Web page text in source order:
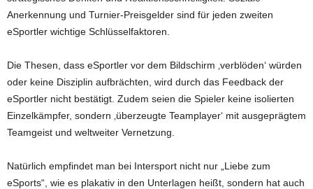
Anerkennung und Turnier-Preisgelder sind für jeden zweiten
eSportler wichtige Schlüsselfaktoren.
Die Thesen, dass eSportler vor dem Bildschirm ‚verblöden‘ würden
oder keine Disziplin aufbrächten, wird durch das Feedback der
eSportler nicht bestätigt. Zudem seien die Spieler keine isolierten
Einzelkämpfer, sondern ‚überzeugte Teamplayer‘ mit ausgeprägtem
Teamgeist und weltweiter Vernetzung.
Natürlich empfindet man bei Intersport nicht nur „Liebe zum
eSports“, wie es plakativ in den Unterlagen heißt, sondern hat auch